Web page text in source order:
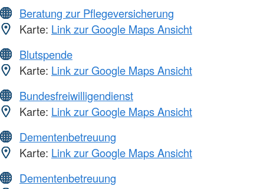
Beratung zur Pflegeversicherung
Karte: Link zur Google Maps Ansicht
Blutspende
Karte: Link zur Google Maps Ansicht
Bundesfreiwilligendienst
Karte: Link zur Google Maps Ansicht
Dementenbetreuung
Karte: Link zur Google Maps Ansicht
Dementenbetreuung